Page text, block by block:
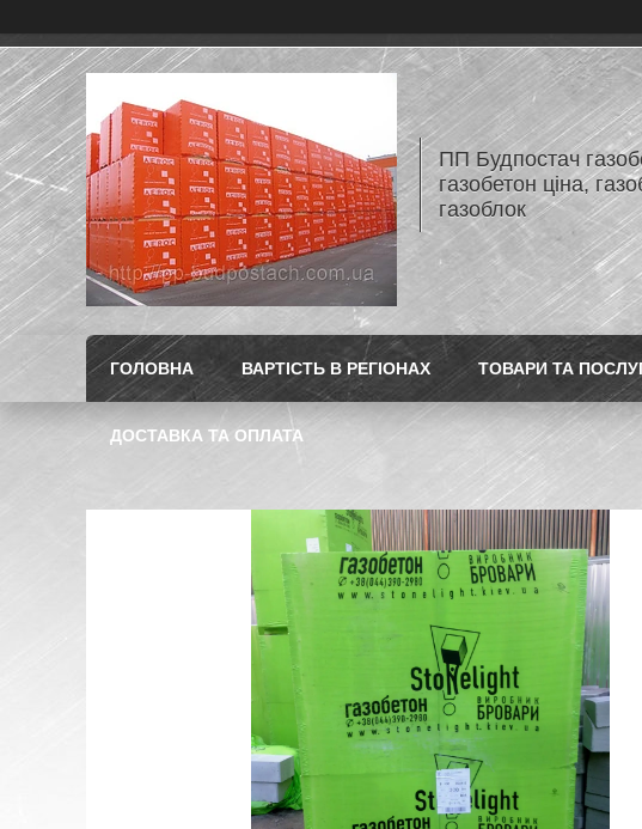
ПП Будпостач
газобетон ціна,
газоблок
ГОЛОВНА ВАРТІСТЬ В РЕГІОНАХ ТОВАРИ ТА
ДОСТАВКА ТА ОПЛАТА